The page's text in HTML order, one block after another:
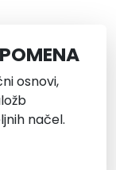
osnovi,
načel.